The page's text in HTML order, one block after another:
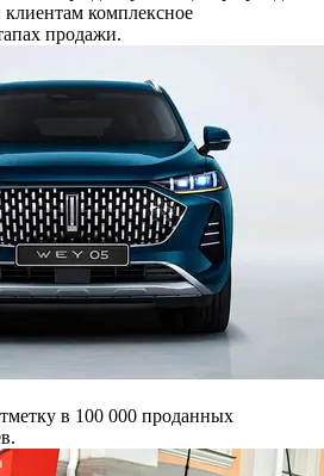
комплексное
продажи.
в 100 000 проданных